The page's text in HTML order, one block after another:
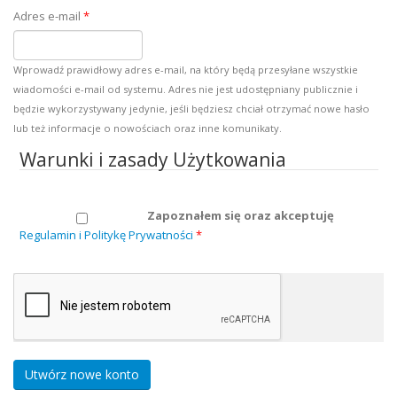
Adres e-mail *
Wprowadź prawidłowy adres e-mail, na który będą przesyłane wszystkie
wiadomości e-mail od systemu. Adres nie jest udostępniany publicznie i
będzie wykorzystywany jedynie, jeśli będziesz chciał otrzymać nowe hasło
lub też informacje o nowościach oraz inne komunikaty.
Warunki i zasady Użytkowania
Zapoznałem się oraz akceptuję
Regulamin i Politykę Prywatności *